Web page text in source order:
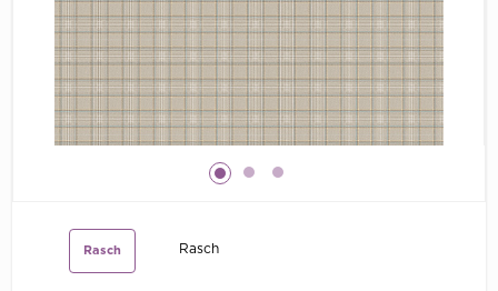
Marburg
..
Prima Italiana
Rasch Rasch